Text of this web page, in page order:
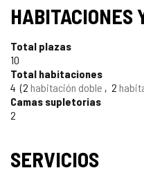
cuadernos
HABITACIONES
Total plazas
10
Total habitaciones
4 2 habitación doble 2
Camas supletorias
2
SERVICIOS